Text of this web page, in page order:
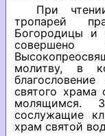
При
тропарей
Богородицы и
совершено
молитву, в
святого храма
молящимся.
сослужащие
храм святой